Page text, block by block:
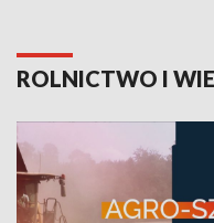
ROLNICTWO I